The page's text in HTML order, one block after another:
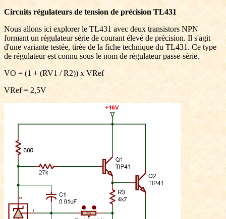
Circuits régulateurs de tension de précision TL431
Nous allons ici explorer le TL431 avec deux transistors NPN
formant un régulateur série de courant élevé de précision. Il s'agit
d'une variante testée, tirée de la fiche technique du TL431. Ce type
de régulateur est connu sous le nom de régulateur passe-série.
VO = (1 + (RV1 / R2)) x VRef
VRef = 2,5V